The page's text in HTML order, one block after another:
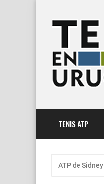
TENIS ATP
ATP de Sidney